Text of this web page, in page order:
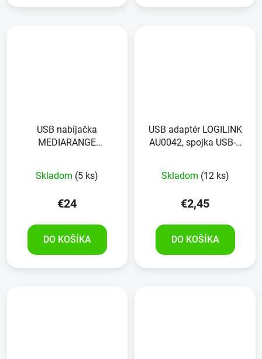
USB nabíjačka
MEDIARANGE
Skladom (5 ks)
€24
DO KOŠÍKA
USB adaptér LOGILINK
AU0042, spojka USB-C
Skladom (12 ks)
€2,45
DO KOŠÍKA